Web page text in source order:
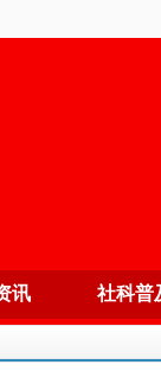
讯 社科普